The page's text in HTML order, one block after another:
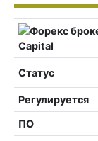
Статус
Регулируется
ПО